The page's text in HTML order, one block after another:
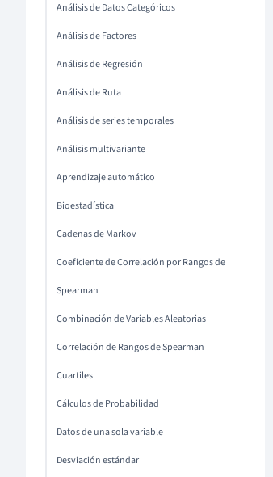
Análisis de Datos Categóricos
Análisis de Factores
Análisis de Regresión
Análisis de Ruta
Análisis de series temporales
Análisis multivariante
Aprendizaje automático
Bioestadística
Cadenas de Markov
Coeficiente de Correlación por Rangos de
Spearman
Combinación de Variables Aleatorias
Correlación de Rangos de Spearman
Cuartiles
Cálculos de Probabilidad
Datos de una sola variable
Desviación estándar